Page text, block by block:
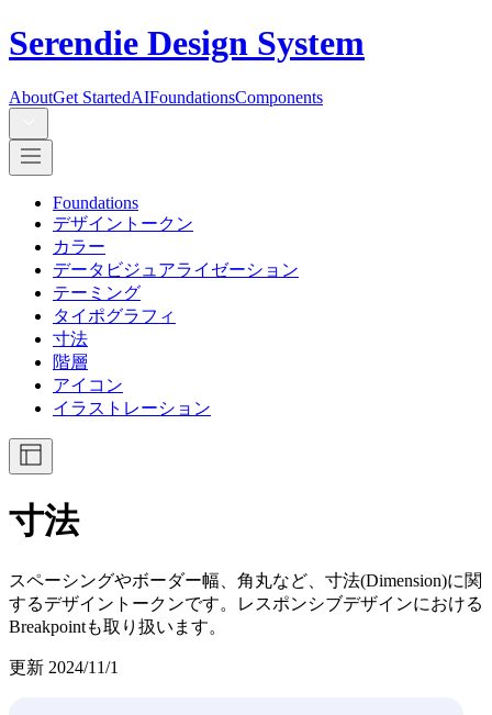
Serendie Design System
AboutGet StartedAIFoundationsComponents
Foundations
デザイントークン
カラー
データビジュアライゼーション
テーミング
タイポグラフィ
寸法
階層
アイコン
イラストレーション
寸法
スペーシングやボーダー幅、角丸など、寸法(Dimension)に関
するデザイントークンです。レスポンシブデザインにおける
Breakpointも取り扱います。
更新 2024/11/1